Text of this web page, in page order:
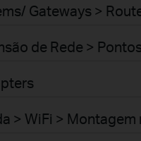
Gateways >
de Rede >
> WiFi > Montagem